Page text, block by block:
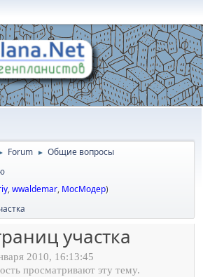
Forum ► Общие вопросы
,wwaldemar, МосМодер)
участка
2010, 16:13:45
просматривают эту тему.